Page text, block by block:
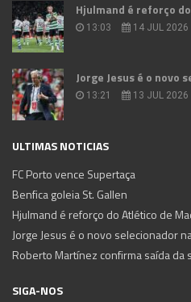
Hjulmand é reforço
13:03 14 JUL 2026
Jorge Jesus é o novo
13:21 13 JUL 2026
ULTIMAS NOTICIAS
FC Porto vence Supertaça
Benfica goleia St. Gallen
Hjulmand é reforço do Atlético de
Jorge Jesus é o novo selecionador
Roberto Martínez confirma saída da
SIGA-NOS